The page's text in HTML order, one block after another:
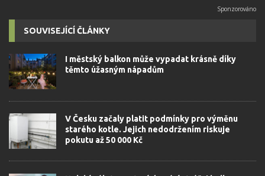
SOUVISEJÍCÍ ČLÁNKY
I městský balkon může vypadat krásně díky
těmto úžasným nápadům
V Česku začaly platit podmínky pro výměnu
starého kotle. Jejich nedodržením riskuje
pokutu až 50 000 Kč